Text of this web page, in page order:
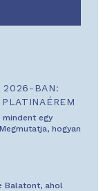
2026-BAN:
mindent egy
hogyan
Balatont, ahol